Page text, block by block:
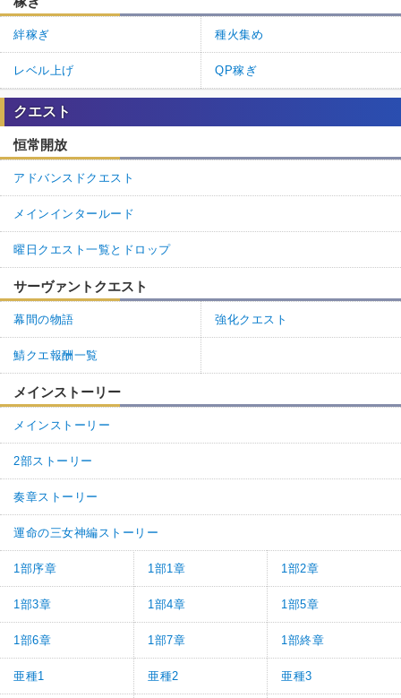
絆稼ぎ 種火集め
レベル上げ QP稼ぎ
クエスト
恒常開放
アドバンスドクエスト
メインインタールード
曜日クエスト一覧とドロップ
サーヴァントクエスト
幕間の物語 強化クエスト
鯖クエ報酬一覧
メインストーリー
メインストーリー
2部ストーリー
奏章ストーリー
運命の三女神編ストーリー
1部序章 1部1章 1部2章
1部3章 1部4章 1部5章
1部6章 1部7章 1部終章
亜種1 亜種2 亜種3